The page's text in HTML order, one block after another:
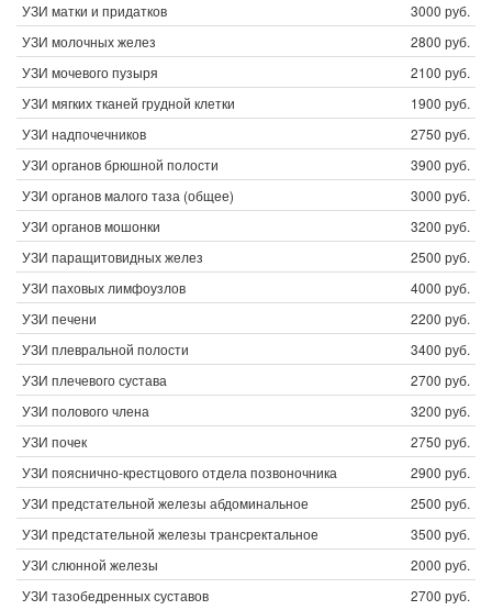
УЗИ матки и придатков
3000 руб.
УЗИ молочных желез
2800 руб.
УЗИ мочевого пузыря
2100 руб.
УЗИ мягких тканей грудной клетки
1900 руб.
УЗИ надпочечников
2750 руб.
УЗИ органов брюшной полости
3900 руб.
УЗИ органов малого таза (общее)
3000 руб.
УЗИ органов мошонки
3200 руб.
УЗИ паращитовидных желез
2500 руб.
УЗИ паховых лимфоузлов
4000 руб.
УЗИ печени
2200 руб.
УЗИ плевральной полости
3400 руб.
УЗИ плечевого сустава
2700 руб.
УЗИ полового члена
3200 руб.
УЗИ почек
2750 руб.
УЗИ пояснично-крестцового отдела позвоночника
2900 руб.
УЗИ предстательной железы абдоминальное
2500 руб.
УЗИ предстательной железы трансректальное
3500 руб.
УЗИ слюнной железы
2000 руб.
УЗИ тазобедренных суставов
2700 руб.